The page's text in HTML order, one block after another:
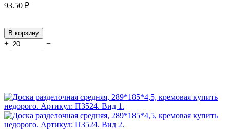
93.50 ₽
В корзину
+ −